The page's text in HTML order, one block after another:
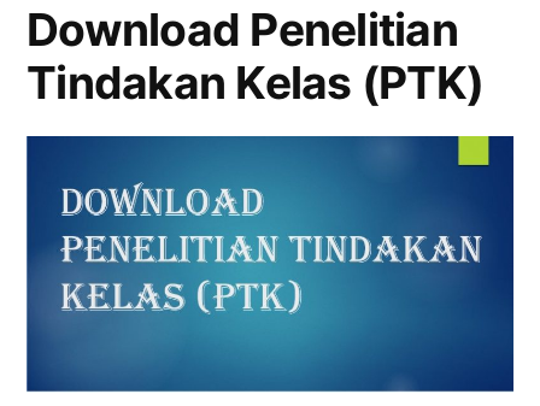
Download Penelitian
Tindakan Kelas (PTK)